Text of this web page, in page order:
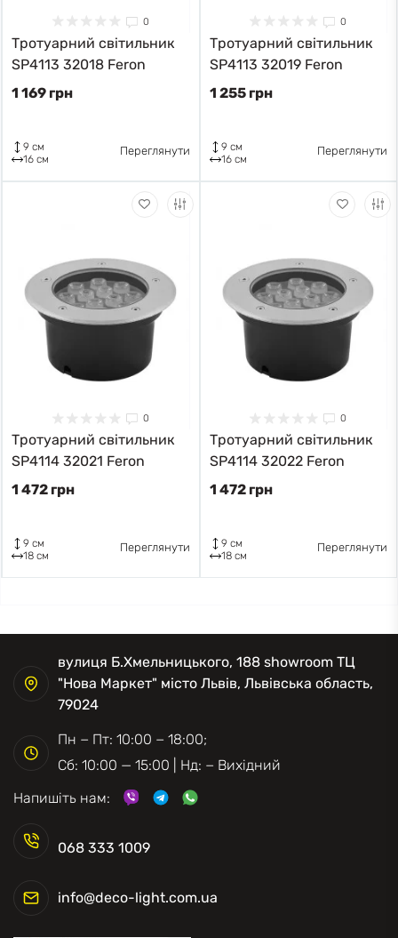
0
Тротуарний світильник
SP4113 32018 Feron
1 169 грн
9 см
16 см
Переглянути
0
Тротуарний світильник
SP4113 32019 Feron
1 255 грн
9 см
16 см
Переглянути
0
Тротуарний світильник
SP4114 32021 Feron
1 472 грн
9 см
18 см
Переглянути
0
Тротуарний світильник
SP4114 32022 Feron
1 472 грн
9 см
18 см
Переглянути
068 333 1009
info@deco-light.com.ua
вулиця Б.Хмельницького, 188 showroom ТЦ
"Нова Маркет" місто Львів, Львівська область,
79024
Пн − Пт: 10:00 − 18:00;
Сб: 10:00 — 15:00 | Нд: − Вихідний
Напишіть нам: